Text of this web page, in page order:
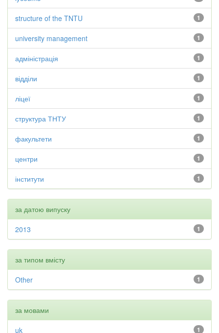
1
structure of the TNTU
1
university management
1
адміністрація
1
відділи
1
ліцеї
1
структура ТНТУ
1
факультети
1
центри
1
інститути
за датою випуску
1
2013
за типом вмісту
1
Other
за мовами
1
uk